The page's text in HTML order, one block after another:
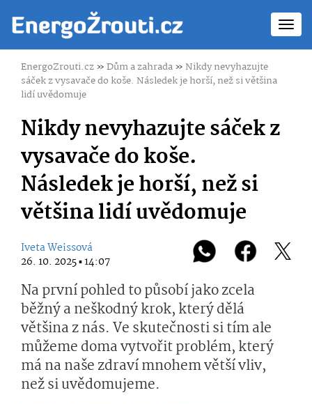
EnergoZrouti.cz»Dům a zahrada»Nikdy nevyhazujte
sáček z vysavače do koše. Následek je horší, než si většina
lidí uvědomuje
Nikdy nevyhazujte sáček z
vysavače do koše.
Následek je horší, než si
většina lidí uvědomuje
Iveta Weissová
26. 10. 2025 ▪ 14:07
Na první pohled to působí jako zcela
běžný a neškodný krok, který dělá
většina z nás. Ve skutečnosti si tím ale
můžeme doma vytvořit problém, který
má na naše zdraví mnohem větší vliv,
než si uvědomujeme.